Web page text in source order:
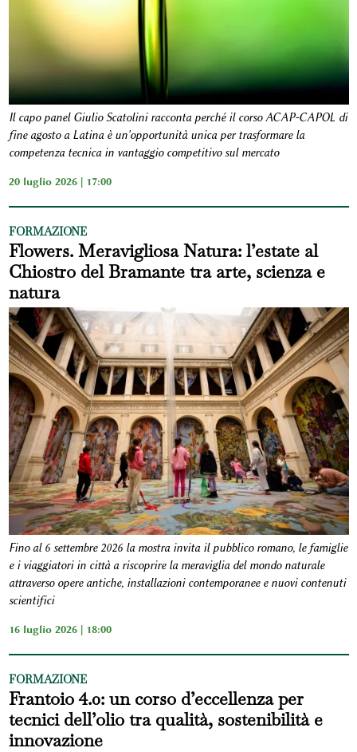
Il capo panel Giulio Scatolini racconta perché il corso ACAP-CAPOL di
fine agosto a Latina è un'opportunità unica per trasformare la
competenza tecnica in vantaggio competitivo sul mercato
20 luglio 2026 | 17:00
FORMAZIONE
Flowers. Meravigliosa Natura: l’estate al
Chiostro del Bramante tra arte, scienza e
natura
Fino al 6 settembre 2026 la mostra invita il pubblico romano, le famiglie
e i viaggiatori in città a riscoprire la meraviglia del mondo naturale
attraverso opere antiche, installazioni contemporanee e nuovi contenuti
scientifici
16 luglio 2026 | 18:00
FORMAZIONE
Frantoio 4.0: un corso d’eccellenza per
tecnici dell’olio tra qualità, sostenibilità e
innovazione